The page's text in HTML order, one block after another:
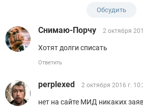
Обсудить
Снимаю-Порчу 2 октября
Хотят долги списать
Ответить
perplexed 2 октября 2016 г.
нет на сайте МИД никаких